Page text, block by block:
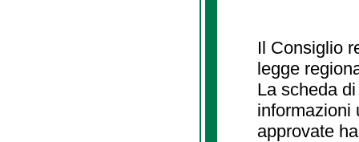
Il Consiglio
legge
La scheda
informazioni
approvate